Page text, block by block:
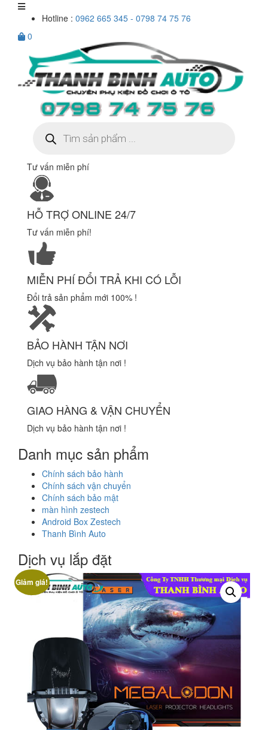
Hotline : 0962 665 345 - 0798 74 75 76
0
kiếm
sản
Tư vấn miễn phí
HỖ TRỢ ONLINE 24/7
Tư vấn miễn phí!
MIỄN PHÍ ĐỔI TRẢ KHI CÓ LỖI
Đổi trả sản phẩm mới 100% !
BẢO HÀNH TẬN NƠI
Dịch vụ bảo hành tận nơi !
GIAO HÀNG & VẬN CHUYỂN
Dịch vụ bảo hành tận nơi !
Danh mục sản phẩm
Chính sách bảo hành
Chính sách vận chuyển
Chính sách bảo mật
màn hình zestech
Android Box Zestech
Thanh Bình Auto
Dịch vụ lắp đặt
Giảm giá!